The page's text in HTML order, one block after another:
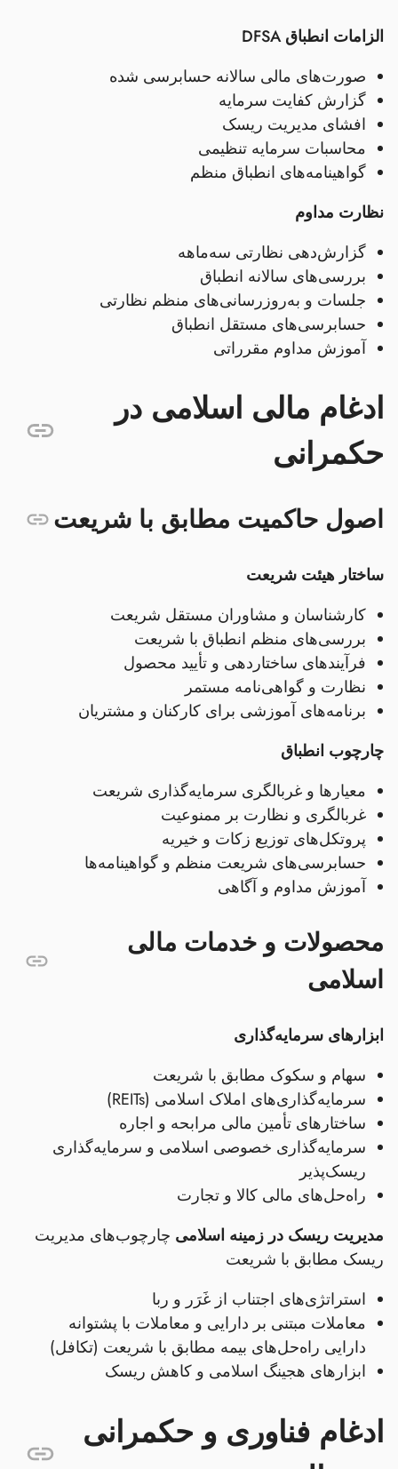
الزامات انطباق DFSA
صورت‌های مالی سالانه حسابرسی شده
گزارش کفایت سرمایه
افشای مدیریت ریسک
محاسبات سرمایه تنظیمی
گواهینامه‌های انطباق منظم
نظارت مداوم
گزارش‌دهی نظارتی سه‌ماهه
بررسی‌های سالانه انطباق
جلسات و به‌روزرسانی‌های منظم نظارتی
حسابرسی‌های مستقل انطباق
آموزش مداوم مقرراتی
ادغام مالی اسلامی در
حکمرانی
اصول حاکمیت مطابق با شریعت
ساختار هیئت شریعت
کارشناسان و مشاوران مستقل شریعت
بررسی‌های منظم انطباق با شریعت
فرآیندهای ساختاردهی و تأیید محصول
نظارت و گواهی‌نامه مستمر
برنامه‌های آموزشی برای کارکنان و مشتریان
چارچوب انطباق
معیارها و غربالگری سرمایه‌گذاری شریعت
غربالگری و نظارت بر ممنوعیت
پروتکل‌های توزیع زکات و خیریه
حسابرسی‌های شریعت منظم و گواهینامه‌ها
آموزش مداوم و آگاهی
محصولات و خدمات مالی
اسلامی
ابزارهای سرمایه‌گذاری
سهام و سکوک مطابق با شریعت
سرمایه‌گذاری‌های املاک اسلامی (REITs)
ساختارهای تأمین مالی مرابحه و اجاره
سرمایه‌گذاری خصوصی اسلامی و سرمایه‌گذاری
ریسک‌پذیر
راه‌حل‌های مالی کالا و تجارت
مدیریت ریسک در زمینه اسلامی چارچوب‌های مدیریت
ریسک مطابق با شریعت
استراتژی‌های اجتناب از غَرَر و ربا
معاملات مبتنی بر دارایی و معاملات با پشتوانه
دارایی راه‌حل‌های بیمه مطابق با شریعت (تکافل)
ابزارهای هجینگ اسلامی و کاهش ریسک
ادغام فناوری و حکمرانی